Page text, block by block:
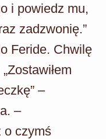
i powiedz mu,
zadzwonię.”
Feride. Chwilę
–
–
o czymś